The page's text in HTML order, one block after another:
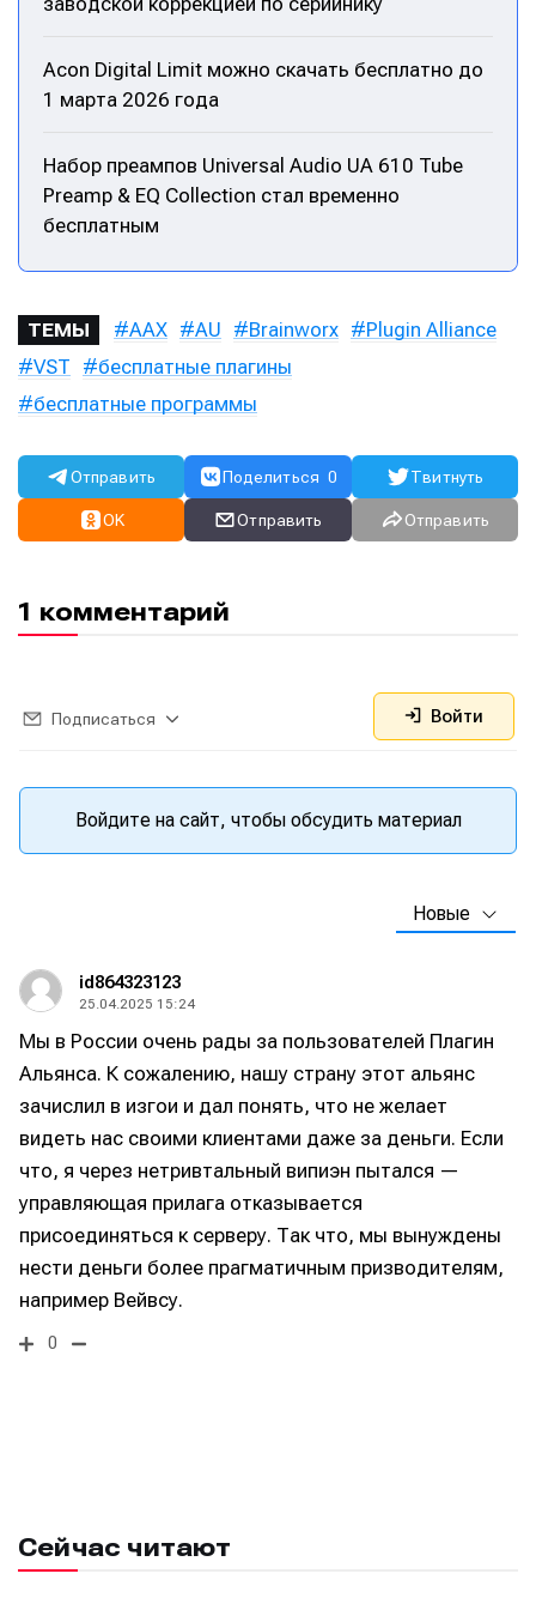
Мы в социальных сетях
Информация
Предложение новостей Помощь проекту
Мы в социальных сетях
Информация
Предложение новостей Помощь проекту
Acon Digital Limit можно скачать бесплатно до
1 марта 2026 года
Набор преампов Universal Audio UA 610 Tube
Preamp & EQ Collection стал временно
бесплатным
ТЕМЫ AAX AU Brainworx
Plugin Alliance
VST
бесплатные плагины
бесплатные программы
Отправить Поделиться 0 Твитнуть
OK Отправить Отправить
1 комментарий
Подписаться Войти
Войдите на сайт, чтобы обсудить материал
Новые
id864323123
25.04.2025 15:24
Мы в России очень рады за пользователей Плагин
Альянса. К сожалению, нашу страну этот альянс
зачислил в изгои и дал понять, что не желает
видеть нас своими клиентами даже за деньги. Если
что, я через нетривтальный випиэн пытался —
управляющая прилага отказывается
присоединяться к серверу. Так что, мы вынуждены
нести деньги более прагматичным призводителям,
например Вейвсу.
0
Сейчас читают